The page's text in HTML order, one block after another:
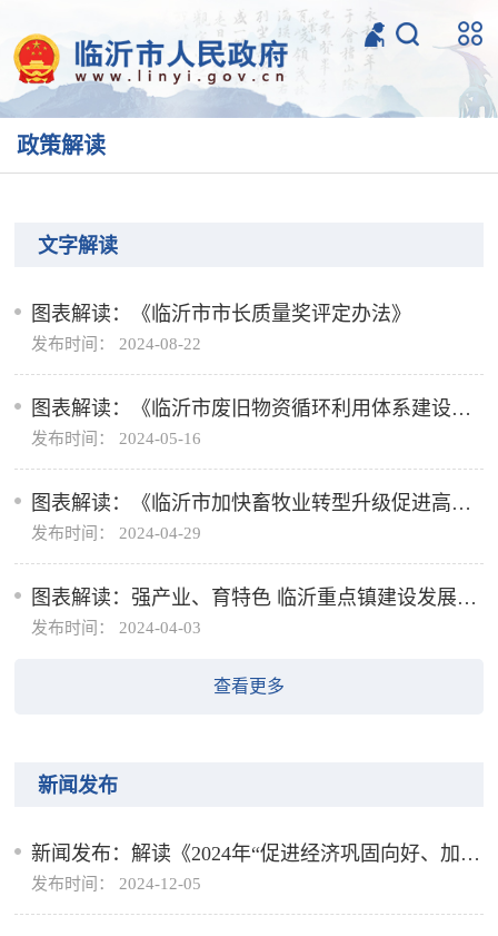
政策解读
文字解读
图表解读：《临沂市市长质量奖评定办法》
发布时间： 2024-08-22
图表解读：《临沂市废旧物资循环利用体系建设实
施方案》
发布时间： 2024-05-16
图表解读：《临沂市加快畜牧业转型升级促进高质
量发展实施方案》
发布时间： 2024-04-29
图表解读：强产业、育特色 临沂重点镇建设发展规
划出炉
发布时间： 2024-04-03
查看更多
新闻发布
新闻发布：解读《2024年“促进经济巩固向好、加快
绿色低碳发展”政策清单（第一批）》
发布时间： 2024-12-05